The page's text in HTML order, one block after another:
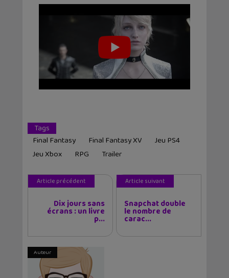
Tags
Final Fantasy
Final Fantasy XV
Jeu PS4
Jeu Xbox
RPG Trailer
Article précédent
Dix jours sans
écrans : un livre
p...
Article suivant
Snapchat double
le nombre de
carac...
Auteur